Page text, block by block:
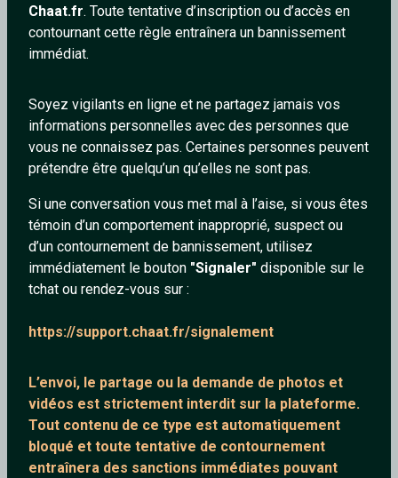
Chaat.fr. Toute tentative d’inscription ou d’accès en
contournant cette règle entraînera un bannissement
immédiat.
Soyez vigilants en ligne et ne partagez jamais vos
informations personnelles avec des personnes que
vous ne connaissez pas. Certaines personnes peuvent
prétendre être quelqu’un qu’elles ne sont pas.
Si une conversation vous met mal à l’aise, si vous êtes
témoin d’un comportement inapproprié, suspect ou
d’un contournement de bannissement, utilisez
immédiatement le bouton "Signaler" disponible sur le
tchat ou rendez-vous sur :
https://support.chaat.fr/signalement
L’envoi, le partage ou la demande de photos et
vidéos est strictement interdit sur la plateforme.
Tout contenu de ce type est automatiquement
bloqué et toute tentative de contournement
entraînera des sanctions immédiates pouvant
demonic_frenzy Topaze
38 ans
phil6 Kris_1976